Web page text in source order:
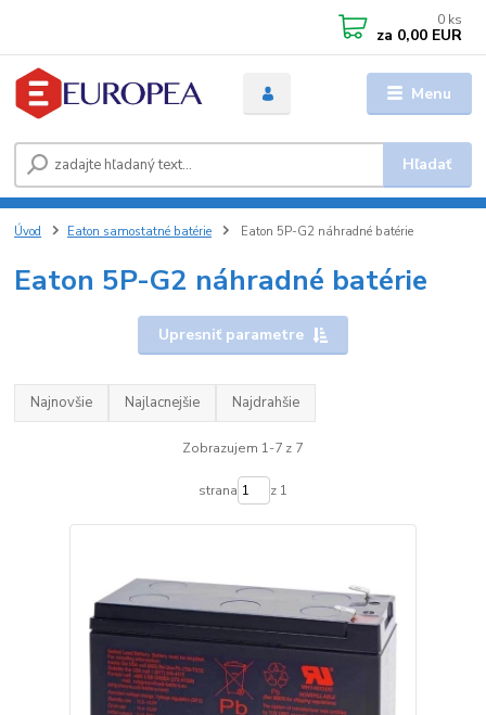
Menu
Hľadať
0 ks
za 0,00 EUR
Úvod Eaton samostatné batérie Eaton 5P-G2 náhradné batérie
Eaton 5P-G2 náhradné batérie
Upresniť parametre
Najnovšie Najlacnejšie Najdrahšie
Zobrazujem 1-7 z 7
strana z 1